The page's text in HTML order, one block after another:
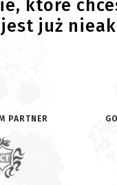
które
już
PARTNER